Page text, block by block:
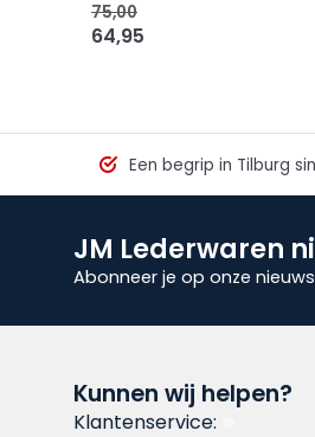
75,00
64,95
Een begrip in Tilburg
JM Lederwaren
Abonneer je op onze
Kunnen wij helpen?
Klantenservice: